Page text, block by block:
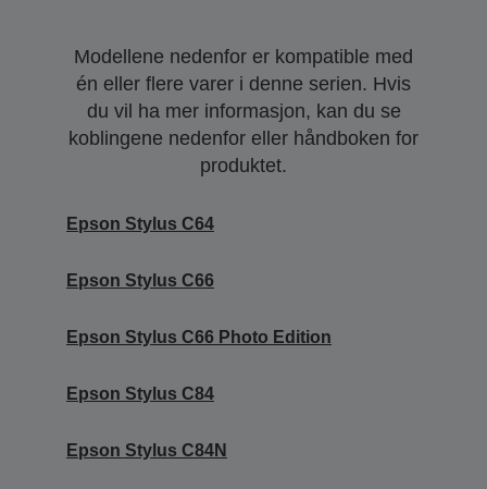
Modellene nedenfor er kompatible med
én eller flere varer i denne serien. Hvis
du vil ha mer informasjon, kan du se
koblingene nedenfor eller håndboken for
produktet.
Epson Stylus C64
Epson Stylus C66
Epson Stylus C66 Photo Edition
Epson Stylus C84
Epson Stylus C84N